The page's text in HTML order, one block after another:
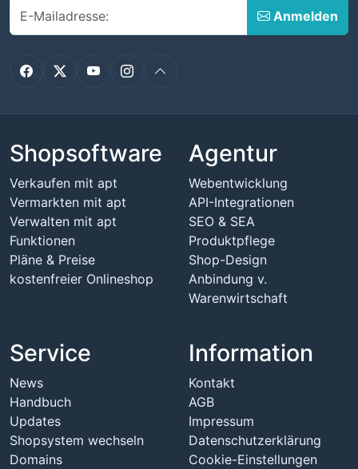
Anmelden
FacebookTwitterYouTubeInstagramNach oben
Shopsoftware
Verkaufen mit apt
Vermarkten mit apt
Verwalten mit apt
Funktionen
Pläne & Preise
kostenfreier Onlineshop
Agentur
Webentwicklung
API-Integrationen
SEO & SEA
Produktpflege
Shop-Design
Anbindung v.
Warenwirtschaft
Service
News
Handbuch
Updates
Shopsystem wechseln
Domains
Information
Kontakt
AGB
Impressum
Datenschutzerklärung
Cookie-Einstellungen